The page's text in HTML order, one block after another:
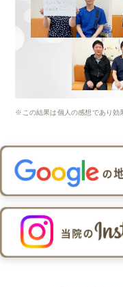
※この結果は個人の感想であり効